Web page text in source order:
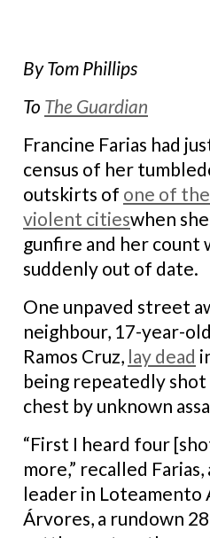
By Tom Phillips
To The Guardian
Francine Farias had
census of her
outskirts of one of
violent citieswhen
gunfire and her count
suddenly out of date.
One unpaved street
neighbour, 17-year-
Ramos Cruz, lay dead
being repeatedly shot
chest by unknown
“First I heard four
more,” recalled
leader in Loteamento
Árvores, a rundown